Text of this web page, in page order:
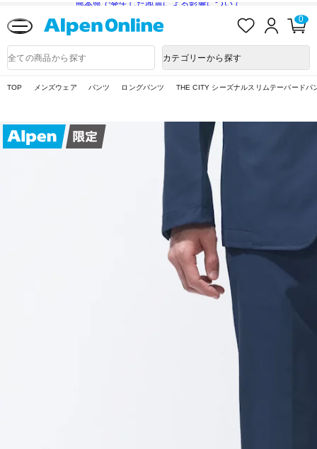
熊本県で発生した地震による影響について
入
ロ
ン
0
品
検
カテゴリーから探す
TOP メンズウェア パンツ ロングパンツ THE CITY シーズナルスリムテーパードパ